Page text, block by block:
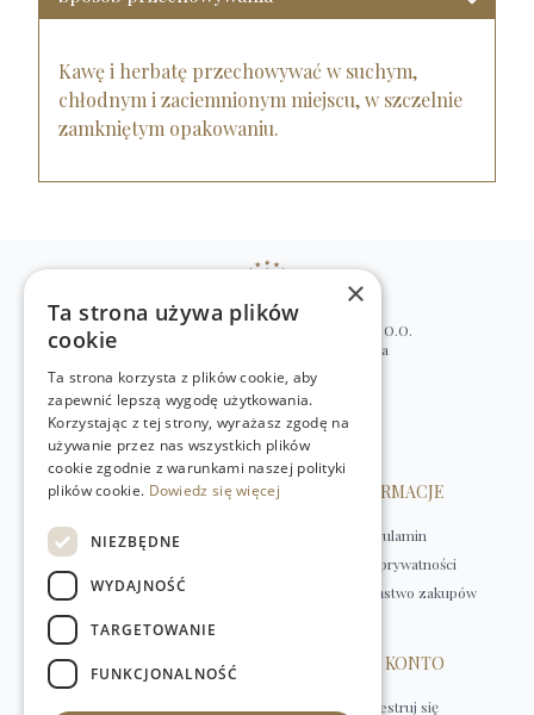
Kawę i herbatę przechowywać w suchym,
chłodnym i zaciemnionym miejscu, w szczelnie
zamkniętym opakowaniu.
WILLIAM’S NATURAL PRODUCTS SP. Z O.O.
ul. Stawki 2, 00-193 Warszawa, Polska
+48 (22) 875 91 35
kontakt@w-natural.pl
Obsługa sklepu internetowego
+48 798 349 435
OBSŁUGA KLIENTA
Kontakt
Dostawa
Zwroty
INFORMACJE
Regulamin
Polityka prywatności
Bezpieczeństwo zakupów
HERBATY MOJE KONTO
Zarejestruj się
×
Ta strona używa plików
cookie
Ta strona korzysta z plików cookie, aby
zapewnić lepszą wygodę użytkowania.
Korzystając z tej strony, wyrażasz zgodę na
używanie przez nas wszystkich plików
cookie zgodnie z warunkami naszej polityki
plików cookie. Dowiedz się więcej
NIEZBĘDNE
WYDAJNOŚĆ
TARGETOWANIE
FUNKCJONALNOŚĆ